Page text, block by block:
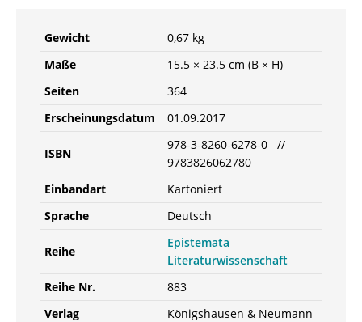
Gewicht
0,67 kg
Maße
15.5 × 23.5 cm (B × H)
Seiten
364
Erscheinungsdatum
01.09.2017
ISBN
978-3-8260-6278-0 //
9783826062780
Einbandart
Kartoniert
Sprache
Deutsch
Reihe
Epistemata
Literaturwissenschaft
Reihe Nr.
883
Verlag
Königshausen & Neumann